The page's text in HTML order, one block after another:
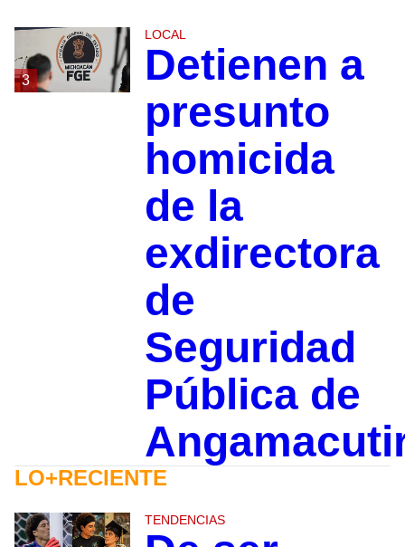
3
LOCAL
Detienen a
presunto
homicida
de la
exdirectora
de
Seguridad
Pública de
LO+RECIENTE
TENDENCIAS